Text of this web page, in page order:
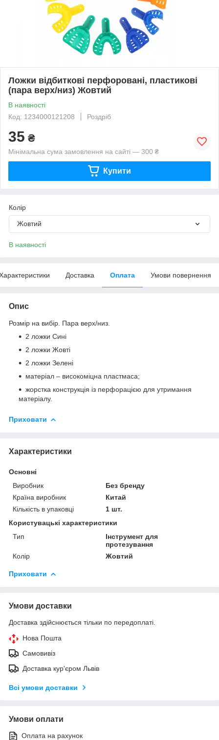
Ложки відбиткові перфоровані, пластикові
(пара верх/низ) Жовтий
В наявності
Код: 1234000121208
Роздріб
35 ₴
Мінімальна сума замовлення на сайті — 300 ₴
Купити
Колір
Жовтий
В наявності
Доставка Оплата Умови повернення
Опис
Розмір на вибір. Пара верх/низ.
2 ложки Сині
2 ложки Жовті
2 ложки Зелені
матеріал – високоміцна пластмаса;
жорстка конструкція із перфорацією для утримання
матеріалу.
Приховати
Характеристики
Основні
Виробник
Без бренду
Країна виробник
Китай
Кількість в упаковці
1 шт.
Користувацькі характеристики
Тип
Інструмент для
протезування
Колір
Жовтий
Приховати
Умови доставки
Доставка здійснюється тільки по передоплаті.
Нова Пошта
Самовивіз
Доставка кур'єром Львів
Всі умови доставки
Умови оплати
Оплата на рахунок